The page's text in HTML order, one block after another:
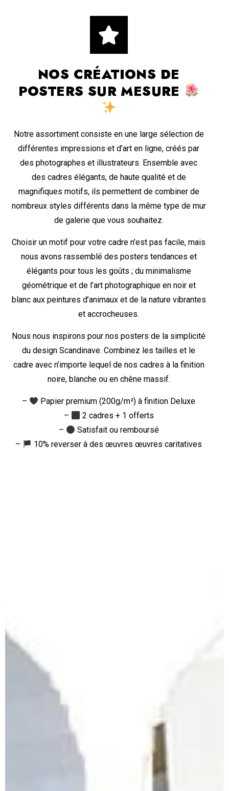
NOS CRÉATIONS DE
POSTERS SUR MESURE
Notre assortiment consiste en une large sélection de
différentes impressions et d’art en ligne, créés par
des photographes et illustrateurs. Ensemble avec
des cadres élégants, de haute qualité et de
magnifiques motifs, ils permettent de combiner de
nombreux styles différents dans la même type de mur
de galerie que vous souhaitez.
Choisir un motif pour votre cadre n’est pas facile, mais
nous avons rassemblé des posters tendances et
élégants pour tous les goûts ; du minimalisme
géométrique et de l’art photographique en noir et
blanc aux peintures d’animaux et de la nature vibrantes
et accrocheuses.
Nous nous inspirons pour nos posters de la simplicité
du design Scandinave. Combinez les tailles et le
cadre avec n’importe lequel de nos cadres à la finition
noire, blanche ou en chêne massif.
–
Papier premium (200g/m²) à finition Deluxe
–
2 cadres + 1 offerts
–
Satisfait ou remboursé
–
10% reverser à des œuvres œuvres caritatives